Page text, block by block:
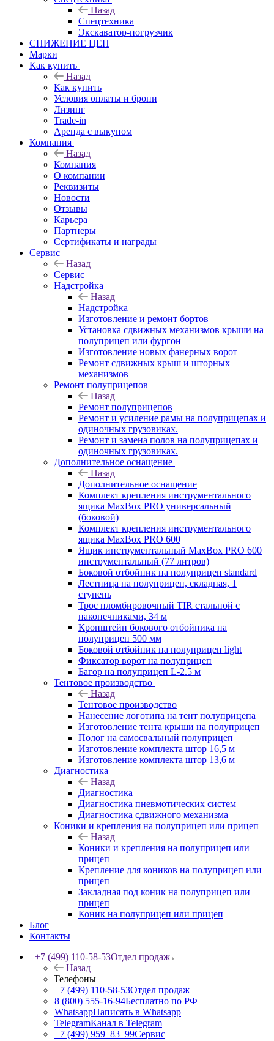
Назад
Спецтехника
Экскаватор-погрузчик
СНИЖЕНИЕ ЦЕН
Марки
Как купить
Назад
Как купить
Условия оплаты и брони
Лизинг
Trade-in
Аренда с выкупом
Компания
Назад
Компания
О компании
Реквизиты
Новости
Отзывы
Карьера
Партнеры
Сертификаты и награды
Сервис
Назад
Сервис
Надстройка
Назад
Надстройка
Изготовление и ремонт бортов
Установка сдвижных механизмов крыши на
полуприцеп или фургон
Изготовление новых фанерных ворот
Ремонт сдвижных крыш и шторных
механизмов
Ремонт полуприцепов
Назад
Ремонт полуприцепов
Ремонт и усиление рамы на полуприцепах и
одиночных грузовиках.
Ремонт и замена полов на полуприцепах и
одиночных грузовиках.
Дополнительное оснащение
Назад
Дополнительное оснащение
Комплект крепления инструментального
ящика MaxBox PRO универсальный
(боковой)
Комплект крепления инструментального
ящика MaxBox PRO 600
Ящик инструментальный MaxBox PRO 600
инструментальный (77 литров)
Боковой отбойник на полуприцеп standard
Лестница на полуприцеп, складная, 1
ступень
Трос пломбировочный TIR стальной с
наконечниками, 34 м
Кронштейн бокового отбойника на
полуприцеп 500 мм
Боковой отбойник на полуприцеп light
Фиксатор ворот на полуприцеп
Багор на полуприцеп L-2.5 м
Тентовое производство
Назад
Тентовое производство
Нанесение логотипа на тент полуприцепа
Изготовление тента крыши на полуприцеп
Полог на самосвальный полуприцеп
Изготовление комплекта штор 16,5 м
Изготовление комплекта штор 13,6 м
Диагностика
Назад
Диагностика
Диагностика пневмотических систем
Диагностика сдвижного механизма
Коники и крепления на полуприцеп или прицеп
Назад
Коники и крепления на полуприцеп или
прицеп
Крепление для коников на полуприцеп или
прицеп
Закладная под коник на полуприцеп или
прицеп
Коник на полуприцеп или прицеп
Блог
Контакты
+7 (499) 110-58-53Отдел продаж
Назад
Телефоны
+7 (499) 110-58-53Отдел продаж
8 (800) 555-16-94Бесплатно по РФ
WhatsappНаписать в Whatsapp
TelegramКанал в Telegram
+7 (499) 959‒83‒99Сервис